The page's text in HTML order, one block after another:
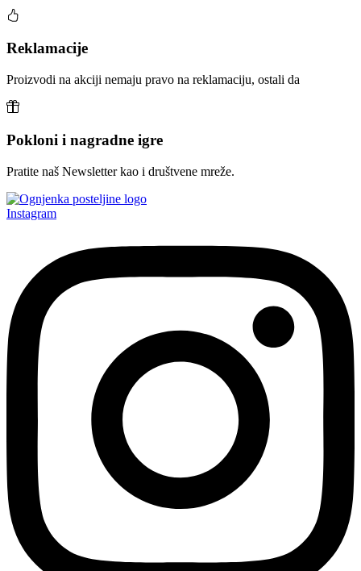
Reklamacije
Proizvodi na akciji nemaju pravo na reklamaciju, ostali da
Pokloni i nagradne igre
Pratite naš Newsletter kao i društvene mreže.
Instagram